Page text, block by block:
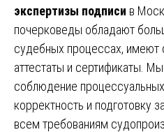
экспертизы подписи в
почерковеды обладают
судебных процессах, имеют
аттестаты и сертификаты.
соблюдение
корректность и подготовку
всем требованиям